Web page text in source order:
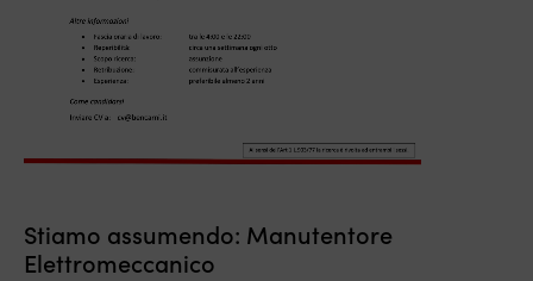
Stiamo assumendo: Manutentore
Elettromeccanico